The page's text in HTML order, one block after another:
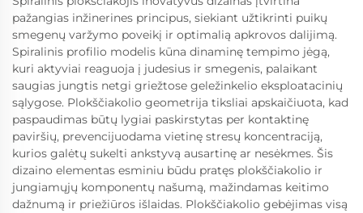
pažangias inžinerines principus, siekiant užtikrinti puikų
smegenų varžymo poveikį ir optimalią apkrovos dalijimą.
Spiralinis profilio modelis kūna dinaminę tempimo jėgą,
kuri aktyviai reaguoja į judesius ir smegenis, palaikant
saugias jungtis netgi griežtose geležinkelio eksploatacinių
sąlygose. Plokščiakolio geometrija tiksliai apskaičiuota, kad
paspaudimas būtų lygiai paskirstytas per kontaktinę
paviršių, prevencijuodama vietinę stresų koncentraciją,
kurios galėtų sukelti ankstyvą ausartinę ar nesėkmes. Šis
dizaino elementas esminiu būdu pratęs plokščiakolio ir
jungiamųjų komponentų našumą, mažindamas keitimo
dažnumą ir priežiūros išlaidas. Plokščiakolio gebėjimas visą